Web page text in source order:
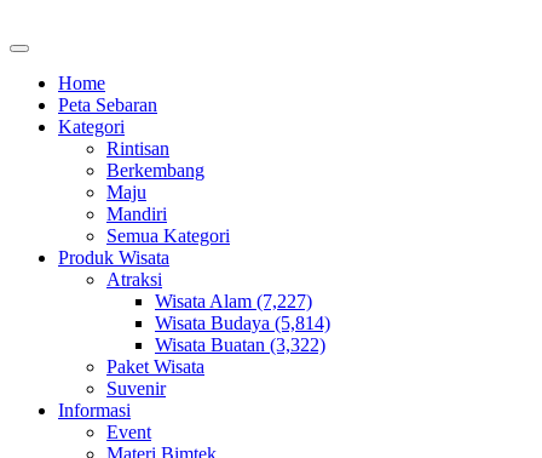
Home
Peta Sebaran
Kategori
Rintisan
Berkembang
Maju
Mandiri
Semua Kategori
Produk Wisata
Atraksi
Wisata Alam (7,227)
Wisata Budaya (5,814)
Wisata Buatan (3,322)
Paket Wisata
Suvenir
Informasi
Event
Materi Bimtek